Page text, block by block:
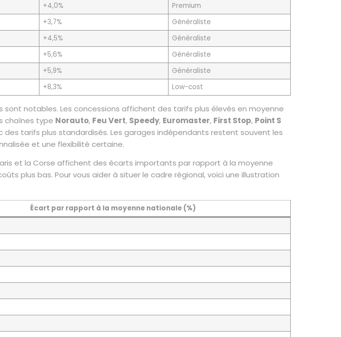
+4,0%
Premium
+3,7%
Généraliste
+4,5%
Généraliste
+5,6%
Généraliste
+5,9%
Généraliste
+8,3% Low-cost
notables. Les concessions affichent des tarifs plus élevés en moyenne
chaînes type Norauto, Feu Vert, Speedy, Euromaster, First Stop, Point S
tarifs plus standardisés. Les garages indépendants restent souvent les
et une flexibilité certaine.
et la Corse affichent des écarts importants par rapport à la moyenne
plus bas. Pour vous aider à situer le cadre régional, voici une illustration
Écart par rapport à la moyenne nationale (%)